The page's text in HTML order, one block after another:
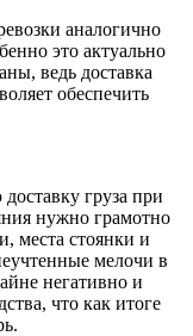
аналогично
это актуально
ведь доставка
обеспечить
груза при
нужно грамотно
места стоянки и
мелочи в
негативно и
что как итоге